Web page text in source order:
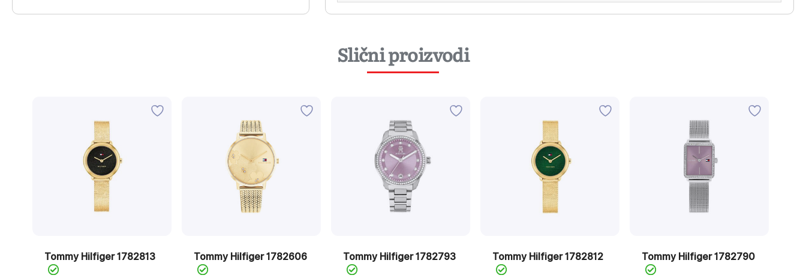
Slični proizvodi
Tommy Hilfiger 1782813 Tommy Hilfiger 1782606 Tommy Hilfiger 1782793 Tommy Hilfiger 1782812 Tommy Hilfiger 1782790